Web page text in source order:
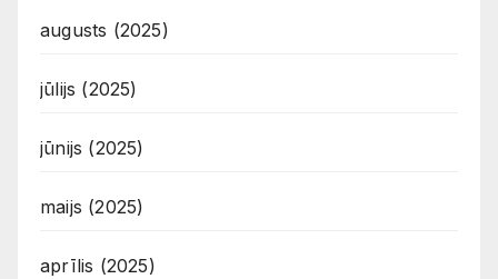
augusts (2025)
jūlijs (2025)
jūnijs (2025)
maijs (2025)
aprīlis (2025)